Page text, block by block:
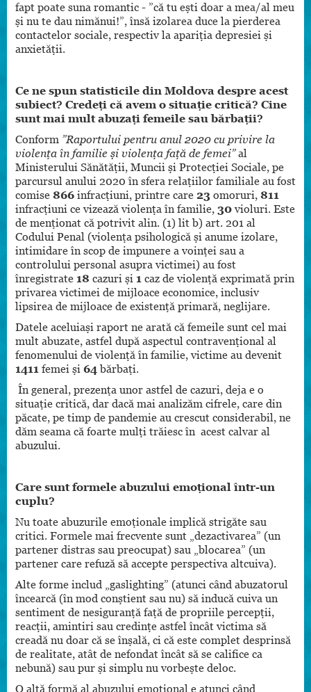
fapt poate suna romantic - ”că tu ești doar a mea/al meu
și nu te dau nimănui!”, însă izolarea duce la pierderea
contactelor sociale, respectiv la apariția depresiei și
anxietății.
Ce ne spun statisticile din Moldova despre acest
subiect? Credeți că avem o situație critică? Cine
sunt mai mult abuzați femeile sau bărbații?
Conform ”Raportului pentru anul 2020 cu privire la
violența în familie și violența față de femei”al
Ministerului Sănătății, Muncii și Protecției Sociale, pe
parcursul anului 2020 în sfera relațiilor familiale au fost
comise 866 infracțiuni, printre care 23 omoruri, 811
infracțiuni ce vizează violența în familie, 30violuri. Este
de menționat că potrivit alin. (1) lit b) art. 201 al
Codului Penal (violența psihologică și anume izolare,
intimidare în scop de impunere a voinței sau a
controlului personal asupra victimei) au fost
înregistrate 18 cazuri și 1 caz de violență exprimată prin
privarea victimei de mijloace economice, inclusiv
lipsirea de mijloace de existență primară, neglijare.
Datele aceluiași raport ne arată că femeile sunt cel mai
mult abuzate, astfel după aspectul contravențional al
fenomenului de violență în familie, victime au devenit
1411 femei și 64 bărbați.
În general, prezența unor astfel de cazuri, deja e o
situație critică, dar dacă mai analizăm cifrele, care din
păcate, pe timp de pandemie au crescut considerabil, ne
dăm seama că foarte mulți trăiesc în acest calvar al
abuzului.
Care sunt formele abuzului emoțional într-un
cuplu?
Nu toate abuzurile emoționale implică strigăte sau
critici. Formele mai frecvente sunt „dezactivarea” (un
partener distras sau preocupat) sau „blocarea” (un
partener care refuză să accepte perspectiva altcuiva).
Alte forme includ „gaslighting” (atunci când abuzatorul
încearcă (în mod conștient sau nu) să inducă cuiva un
sentiment de nesiguranță față de propriile percepții,
reacții, amintiri sau credințe astfel încât victima să
creadă nu doar că se înșală, ci că este complet desprinsă
de realitate, atât de nefondat încât să se califice ca
nebună) sau pur și simplu nu vorbește deloc.
O altă formă al abuzului emoțional e atunci când